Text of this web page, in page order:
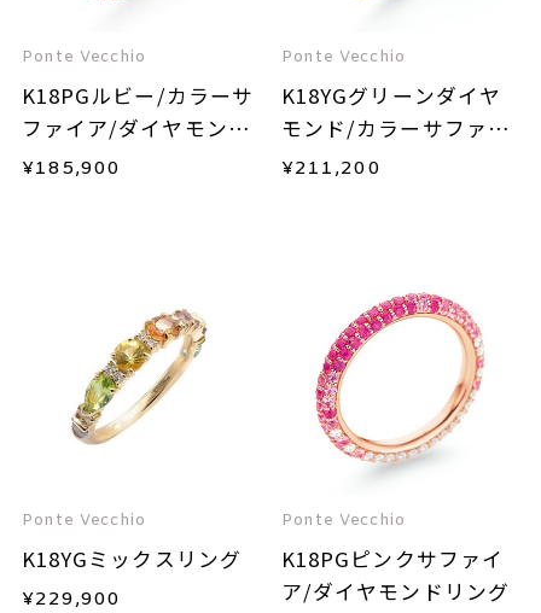
Ponte Vecchio
K18PGルビー/カラーサ
ファイア/ダイヤモンド
リング
¥185,900
Ponte Vecchio
K18YGグリーンダイヤ
モンド/カラーサファイ
ア/ダイヤモンドリング
¥211,200
Ponte Vecchio
K18YGミックスリング
¥229,900
Ponte Vecchio
K18PGピンクサファイ
ア/ダイヤモンドリング